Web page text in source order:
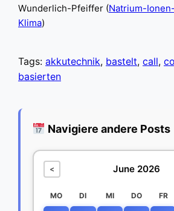
Wunderlich-Pfeiffer (Natrium-
Klima)
Tags: akkutechnik, bastelt, call,
basierten
Navigiere andere Posts
< June 2026
MO DI MI DO FR